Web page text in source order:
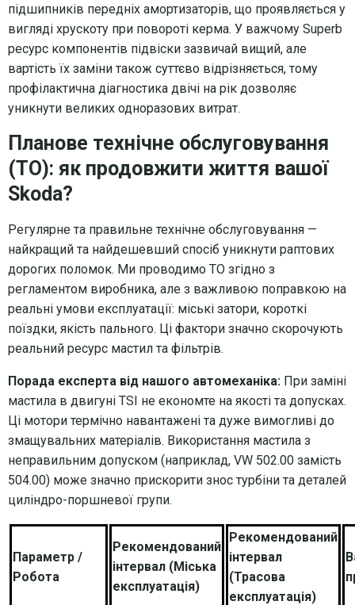
підшипників передніх амортизаторів, що проявляється у
вигляді хрускоту при повороті керма. У важчому Superb
ресурс компонентів підвіски зазвичай вищий, але
вартість їх заміни також суттєво відрізняється, тому
профілактична діагностика двічі на рік дозволяє
уникнути великих одноразових витрат.
Планове технічне обслуговування
(ТО): як продовжити життя вашої
Skoda?
Регулярне та правильне технічне обслуговування —
найкращий та найдешевший спосіб уникнути раптових
дорогих поломок. Ми проводимо ТО згідно з
регламентом виробника, але з важливою поправкою на
реальні умови експлуатації: міські затори, короткі
поїздки, якість пального. Ці фактори значно скорочують
реальний ресурс мастил та фільтрів.
Порада експерта від нашого автомеханіка: При заміні
мастила в двигуні TSI не економте на якості та допусках.
Ці мотори термічно навантажені та дуже вимогливі до
змащувальних матеріалів. Використання мастила з
неправильним допуском (наприклад, VW 502.00 замість
504.00) може значно прискорити знос турбіни та деталей
циліндро-поршневої групи.
Параметр /
Робота
Рекомендований
інтервал (Міська
експлуатація)
Рекомендований
інтервал
(Трасова
експлуатація)